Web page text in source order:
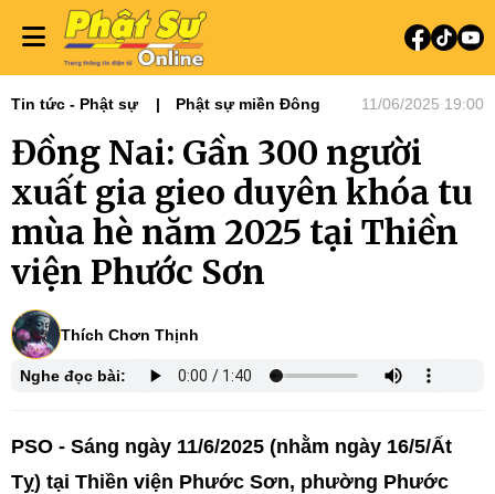
Tin tức - Phật sự Phật sự miền Đông 11/06/2025 19:00
Đồng Nai: Gần 300 người
xuất gia gieo duyên khóa tu
mùa hè năm 2025 tại Thiền
viện Phước Sơn
Thích Chơn Thịnh
Nghe đọc bài:
PSO - Sáng ngày 11/6/2025 (nhằm ngày 16/5/Ất
Tỵ) tại Thiền viện Phước Sơn, phường Phước